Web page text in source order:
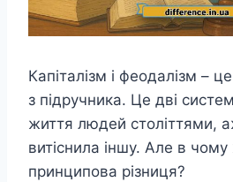
Капіталізм і феодалізм –
з підручника. Це дві
життя людей століттями,
витіснила іншу. Але в
принципова різниця?